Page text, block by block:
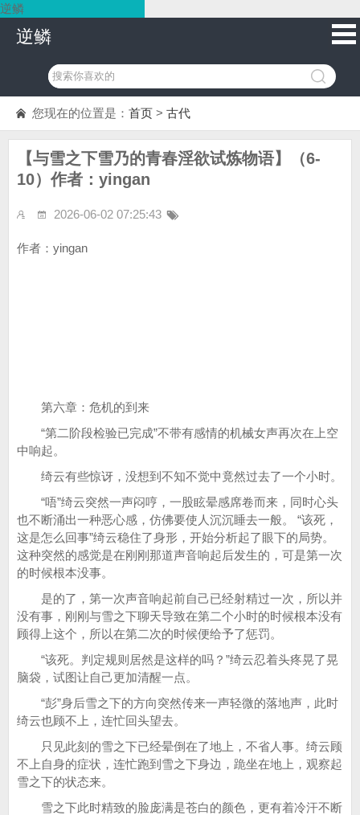
逆鳞
逆鳞
您现在的位置是： 首页 > 古代
【与雪之下雪乃的青春淫欲试炼物语】（6-
10）作者：yingan
2026-06-02 07:25:43
作者：yingan
第六章：危机的到来
“第二阶段检验已完成”不带有感情的机械女声再次在上空
中响起。
绮云有些惊讶，没想到不知不觉中竟然过去了一个小时。
“唔”绮云突然一声闷哼，一股眩晕感席卷而来，同时心头
也不断涌出一种恶心感，仿佛要使人沉沉睡去一般。 “该死，
这是怎么回事”绮云稳住了身形，开始分析起了眼下的局势。
这种突然的感觉是在刚刚那道声音响起后发生的，可是第一次
的时候根本没事。
是的了，第一次声音响起前自己已经射精过一次，所以并
没有事，刚刚与雪之下聊天导致在第二个小时的时候根本没有
顾得上这个，所以在第二次的时候便给予了惩罚。
“该死。判定规则居然是这样的吗？”绮云忍着头疼晃了晃
脑袋，试图让自己更加清醒一点。
“彭”身后雪之下的方向突然传来一声轻微的落地声，此时
绮云也顾不上，连忙回头望去。
只见此刻的雪之下已经晕倒在了地上，不省人事。绮云顾
不上自身的症状，连忙跑到雪之下身边，跪坐在地上，观察起
雪之下的状态来。
雪之下此时精致的脸庞满是苍白的颜色，更有着冷汗不断